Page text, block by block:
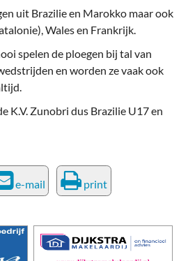
uit Brazilie en Marokko maar ook
Wales en Frankrijk.
spelen de ploegen bij tal van
en worden ze vaak ook
K.V. Zunobri dus Brazilie U17 en
e-mail print